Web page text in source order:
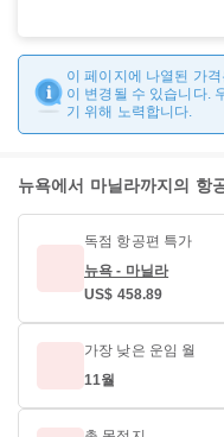
이 페이지에 나열된 가
이 변경될 수 있습니다.
기 위해 노력합니다.
뉴욕에서 마닐라까지의 항
독점 항공편 특가
뉴욕 - 마닐라
US$ 458.89
가장 낮은 운임 월
11월